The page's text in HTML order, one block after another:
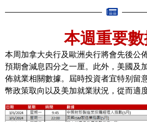
本週重要
本周加拿大央行及歐洲央行將會先後公
預期會減息四分之一厘。此外，美國及
佈就業相關數據。屆時投資者宜特别留
幣政策取向以及美加就業狀況，從而適